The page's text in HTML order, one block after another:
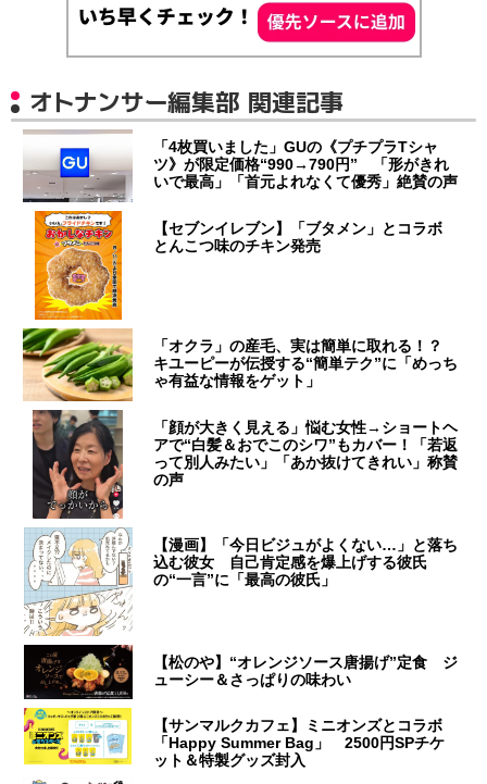
オトナンサー編集部 関連記事
「4枚買いました」GUの《プチプラTシャ
ツ》が限定価格“990→790円” 「形がきれ
いで最高」「首元よれなくて優秀」絶賛の声
【セブンイレブン】「ブタメン」とコラボ
とんこつ味のチキン発売
「オクラ」の産毛、実は簡単に取れる！？
キユーピーが伝授する“簡単テク”に「めっち
ゃ有益な情報をゲット」
「顔が大きく見える」悩む女性→ショートヘ
アで“白髪＆おでこのシワ”もカバー！「若返
って別人みたい」「あか抜けてきれい」称賛
の声
【漫画】「今日ビジュがよくない…」と落ち
込む彼女 自己肯定感を爆上げする彼氏
の“一言”に「最高の彼氏」
【松のや】“オレンジソース唐揚げ”定食 ジ
ューシー＆さっぱりの味わい
【サンマルクカフェ】ミニオンズとコラボ
「Happy Summer Bag」 2500円SPチケ
ット＆特製グッズ封入